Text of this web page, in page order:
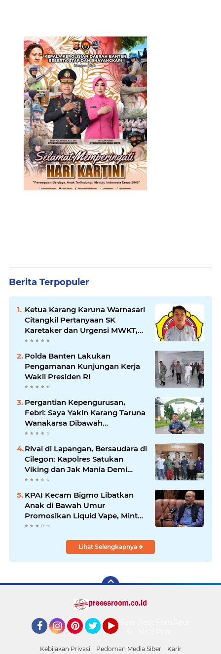
Berita Terpopuler
Ketua Karang Karuna Warnasari
Citangkil Pertanyaan SK
Karetaker dan Urgensi MWKT,
Saat Suasana Berduka
Polda Banten Lakukan
Pengamanan Kunjungan Kerja
Wakil Presiden RI
Pergantian Kepengurusan,
Febri: Saya Yakin Karang Taruna
Wanakarsa Dibawah
Kepemimpinan Bung Entus
Jauh Membawa Manfaat
Rival di Lapangan, Bersaudara di
Cilegon: Kapolres Satukan
Viking dan Jak Mania Demi
Nobar Damai Piala Presiden
KPAI Kecam Bigmo Libatkan
Anak di Bawah Umur
Promosikan Liquid Vape, Minta
Aparat Bertindak Tegas
Lihat Selengkapnya
Kebijakan Privasi Pedoman Media Siber Karir